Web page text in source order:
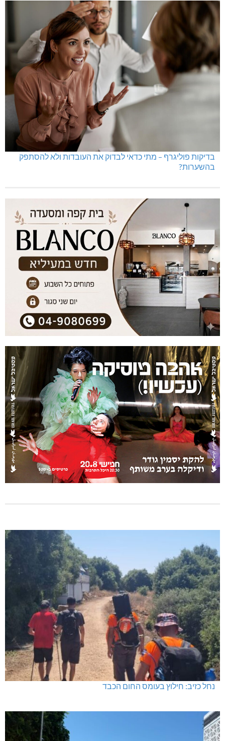
בדיקות פוליגרף – מתי כדאי לבדוק את העובדות ולא להסתפק
בהשערות?
נחל כזיב: חילוץ בעומס החום הכבד